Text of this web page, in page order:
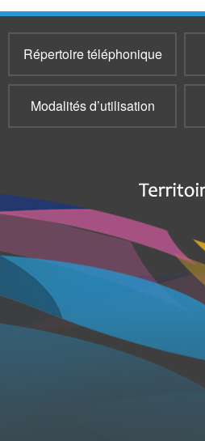
Répertoire téléphonique
Modalités d’utilisation